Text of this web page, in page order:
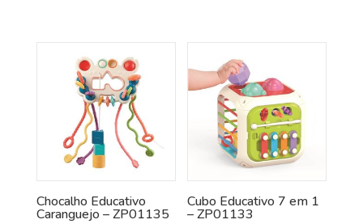
Chocalho Educativo
Caranguejo – ZP01135
Cubo Educativo 7 em 1
– ZP01133